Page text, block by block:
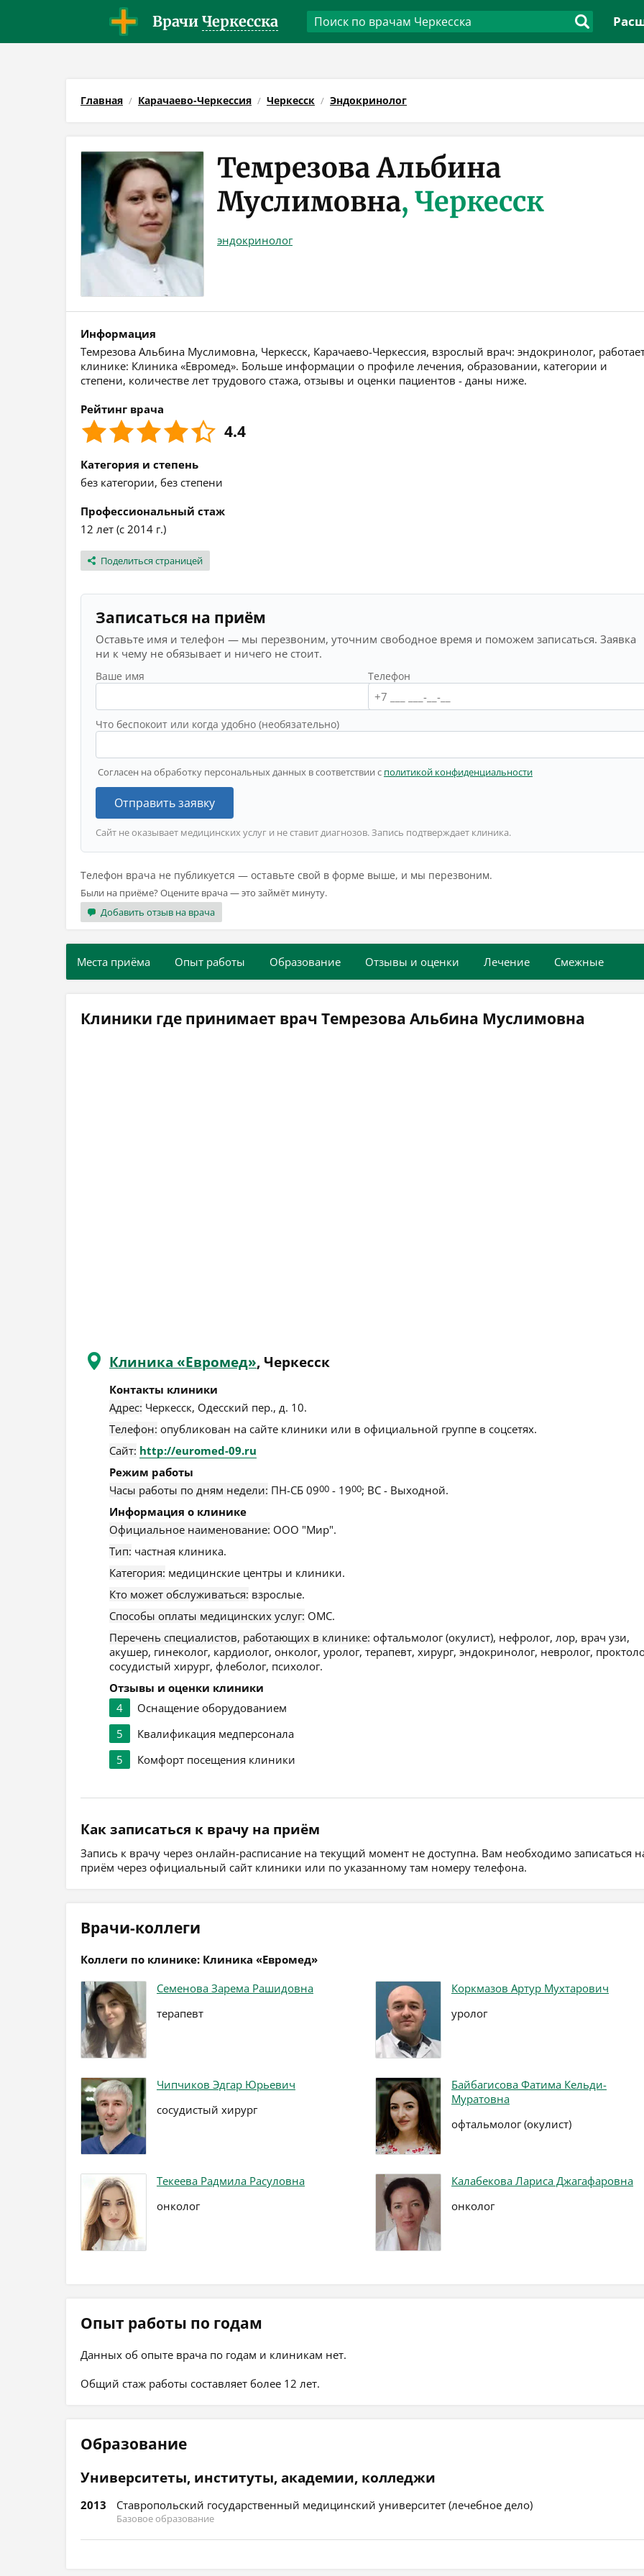
Врачи Черкесска
Главная Карачаево-Черкессия Черкесск Эндокринолог
Темрезова Альбина
Муслимовна, Черкесск
эндокринолог
Информация
Темрезова Альбина Муслимовна, Черкесск, Карачаево-Черкессия, взрослый врач: эндокринолог,
клинике: Клиника «Евромед». Больше информации о профиле лечения, образовании, категории и
степени, количестве лет трудового стажа, отзывы и оценки пациентов - даны ниже.
Рейтинг врача
4.4
Категория и степень
без категории, без степени
Профессиональный стаж
12 лет (с 2014 г.)
Поделиться страницей
Записаться на приём
Оставьте имя и телефон — мы перезвоним, уточним свободное время и поможем записаться. Заявка
ни к чему не обязывает и ничего не стоит.
Ваше имя Телефон
Что беспокоит или когда удобно (необязательно)
Согласен на обработку персональных данных в соответствии с политикой конфиденциальности
Отправить заявку
Сайт не оказывает медицинских услуг и не ставит диагнозов. Запись подтверждает клиника.
Телефон врача не публикуется — оставьте свой в форме выше, и мы перезвоним.
Были на приёме? Оцените врача — это займёт минуту.
Добавить отзыв на врача
Места приёма Опыт работы Образование Отзывы и оценки Лечение Смежные
Клиники где принимает врач Темрезова Альбина Муслимовна
Клиника «Евромед», Черкесск
Контакты клиники
Адрес: Черкесск, Одесский пер., д. 10.
Телефон: опубликован на сайте клиники или в официальной группе в соцсетях.
Сайт: http://euromed-09.ru
Режим работы
Часы работы по дням недели: ПН-СБ 0900 - 1900; ВС - Выходной.
Информация о клинике
Официальное наименование: ООО "Мир".
Тип: частная клиника.
Категория: медицинские центры и клиники.
Кто может обслуживаться: взрослые.
Способы оплаты медицинских услуг: ОМС.
Перечень специалистов, работающих в клинике: офтальмолог (окулист), нефролог, лор, врач узи,
акушер, гинеколог, кардиолог, онколог, уролог, терапевт, хирург, эндокринолог, невролог,
сосудистый хирург, флеболог, психолог.
Отзывы и оценки клиники
4
Оснащение оборудованием
5
Квалификация медперсонала
5
Комфорт посещения клиники
Как записаться к врачу на приём
Запись к врачу через онлайн-расписание на текущий момент не доступна. Вам необходимо записаться
приём через официальный сайт клиники или по указанному там номеру телефона.
Врачи-коллеги
Коллеги по клинике: Клиника «Евромед»
Семенова Зарема Рашидовна
терапевт
Коркмазов Артур Мухтарович
уролог
Чипчиков Эдгар Юрьевич
сосудистый хирург
Байбагисова Фатима Кельди-
Муратовна
офтальмолог (окулист)
Текеева Радмила Расуловна
онколог
Калабекова Лариса Джагафаровна
онколог
Опыт работы по годам
Данных об опыте врача по годам и клиникам нет.
Общий стаж работы составляет более 12 лет.
Образование
Университеты, институты, академии, колледжи
2013 Ставропольский государственный медицинский университет (лечебное дело)
Базовое образование